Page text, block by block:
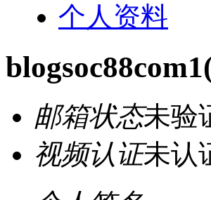
个人资料
blogsoc88com1
邮箱状态未验
视频认证未认